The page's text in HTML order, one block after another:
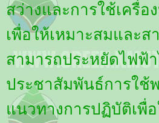
สว่างและการใช้เครื่
เพื่อให้เหมาะสมแล
สามารถประหยัด
ประชาสัมพันธ์การใ
แนวทางการปฏิบัติเพื่